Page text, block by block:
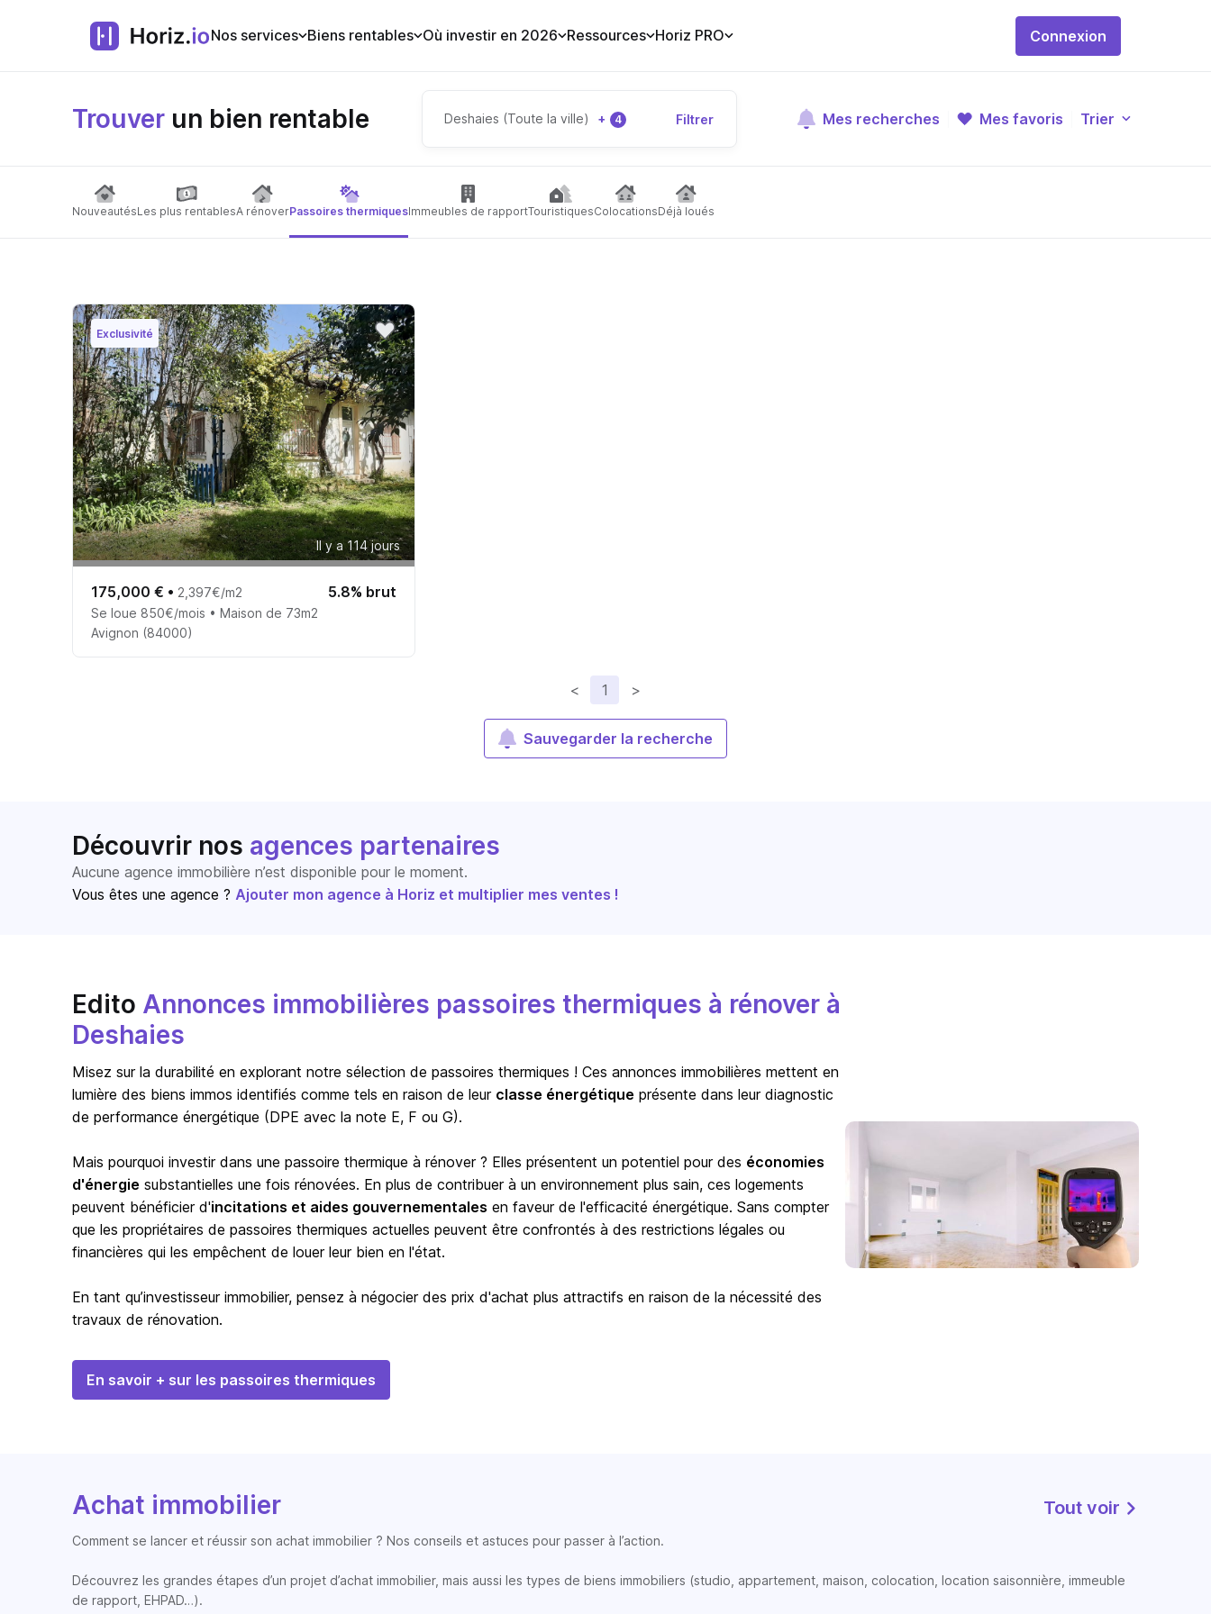
Nos services Biens rentables Où investir en 2026 Ressources Horiz PRO Connexion
Trouver un bien rentable Deshaies (Toute la ville) + 4 Filtrer Mes recherches Mes favoris Trier
NouveautésLes plus rentablesA rénoverPassoires thermiquesImmeubles de rapportTouristiquesColocationsDéjà loués
Exclusivité
Il y a 114 jours
175,000 € • 2,397€/m2 5.8% brut
Se loue 850€/mois • Maison de 73m2
Avignon (84000)
< 1 >
Sauvegarder la recherche
Découvrir nos agences partenaires
Aucune agence immobilière n’est disponible pour le moment.
Vous êtes une agence ? Ajouter mon agence à Horiz et multiplier mes ventes !
Edito Annonces immobilières passoires thermiques à rénover à
Deshaies
Misez sur la durabilité en explorant notre sélection de passoires thermiques ! Ces annonces immobilières mettent en
lumière des biens immos identifiés comme tels en raison de leur classe énergétique présente dans leur diagnostic
de performance énergétique (DPE avec la note E, F ou G).
Mais pourquoi investir dans une passoire thermique à rénover ? Elles présentent un potentiel pour des économies
d'énergie substantielles une fois rénovées. En plus de contribuer à un environnement plus sain, ces logements
peuvent bénéficier d'incitations et aides gouvernementales en faveur de l'efficacité énergétique. Sans compter
que les propriétaires de passoires thermiques actuelles peuvent être confrontés à des restrictions légales ou
financières qui les empêchent de louer leur bien en l'état.
En tant qu’investisseur immobilier, pensez à négocier des prix d'achat plus attractifs en raison de la nécessité des
travaux de rénovation.
En savoir + sur les passoires thermiques
Achat immobilier Tout voir
Comment se lancer et réussir son achat immobilier ? Nos conseils et astuces pour passer à l’action.
Découvrez les grandes étapes d’un projet d’achat immobilier, mais aussi les types de biens immobiliers (studio, appartement, maison, colocation, location saisonnière, immeuble
de rapport, EHPAD…).